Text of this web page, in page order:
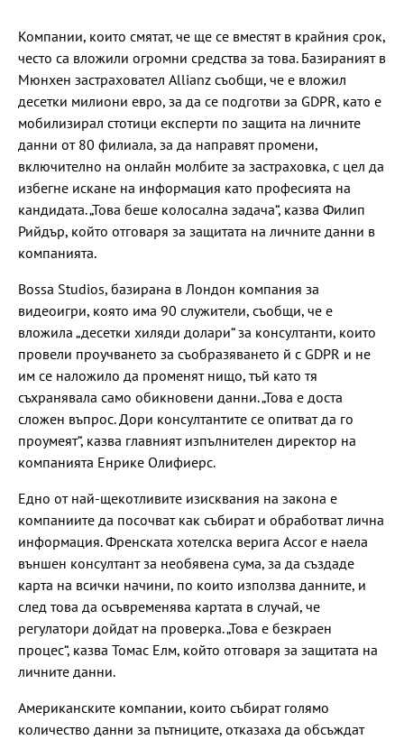
Компании, които смятат, че ще се вместят в крайния срок,
често са вложили огромни средства за това. Базираният в
Мюнхен застраховател Allianz съобщи, че е вложил
десетки милиони евро, за да се подготви за GDPR, като е
мобилизирал стотици експерти по защита на личните
данни от 80 филиала, за да направят промени,
включително на онлайн молбите за застраховка, с цел да
избегне искане на информация като професията на
кандидата. „Това беше колосална задача“, казва Филип
Рийдър, който отговаря за защитата на личните данни в
компанията.
Bossa Studios, базирана в Лондон компания за
видеоигри, която има 90 служители, съобщи, че е
вложила „десетки хиляди долари“ за консултанти, които
провели проучването за съобразяването й с GDPR и не
им се наложило да променят нищо, тъй като тя
съхранявала само обикновени данни. „Това е доста
сложен въпрос. Дори консултантите се опитват да го
проумеят“, казва главният изпълнителен директор на
компанията Енрике Олифиерс.
Едно от най-щекотливите изисквания на закона е
компаниите да посочват как събират и обработват лична
информация. Френската хотелска верига Accor е наела
външен консултант за необявена сума, за да създаде
карта на всички начини, по които използва данните, и
след това да осъвременява картата в случай, че
регулатори дойдат на проверка. „Това е безкраен
процес“, казва Томас Елм, който отговаря за защитата на
личните данни.
Американските компании, които събират голямо
количество данни за пътниците, отказаха да обсъждат